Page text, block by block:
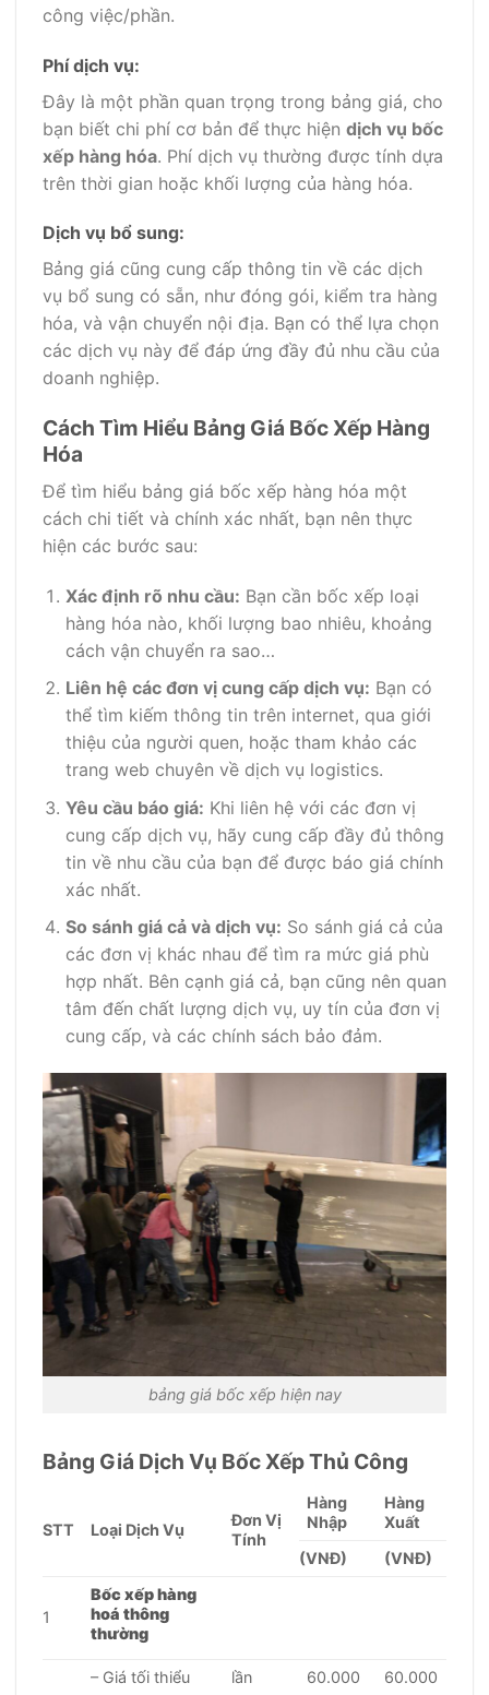
công việc/phần.
Phí dịch vụ:
Đây là một phần quan trọng trong bảng giá, cho
bạn biết chi phí cơ bản để thực hiện dịch vụ bốc
xếp hàng hóa. Phí dịch vụ thường được tính dựa
trên thời gian hoặc khối lượng của hàng hóa.
Dịch vụ bổ sung:
Bảng giá cũng cung cấp thông tin về các dịch
vụ bổ sung có sẵn, như đóng gói, kiểm tra hàng
hóa, và vận chuyển nội địa. Bạn có thể lựa chọn
các dịch vụ này để đáp ứng đầy đủ nhu cầu của
doanh nghiệp.
Cách Tìm Hiểu Bảng Giá Bốc Xếp Hàng
Hóa
Để tìm hiểu bảng giá bốc xếp hàng hóa một
cách chi tiết và chính xác nhất, bạn nên thực
hiện các bước sau:
Xác định rõ nhu cầu: Bạn cần bốc xếp loại
hàng hóa nào, khối lượng bao nhiêu, khoảng
cách vận chuyển ra sao…
Liên hệ các đơn vị cung cấp dịch vụ: Bạn có
thể tìm kiếm thông tin trên internet, qua giới
thiệu của người quen, hoặc tham khảo các
trang web chuyên về dịch vụ logistics.
Yêu cầu báo giá: Khi liên hệ với các đơn vị
cung cấp dịch vụ, hãy cung cấp đầy đủ thông
tin về nhu cầu của bạn để được báo giá chính
xác nhất.
So sánh giá cả và dịch vụ: So sánh giá cả của
các đơn vị khác nhau để tìm ra mức giá phù
hợp nhất. Bên cạnh giá cả, bạn cũng nên quan
tâm đến chất lượng dịch vụ, uy tín của đơn vị
cung cấp, và các chính sách bảo đảm.
bảng giá bốc xếp hiện nay
Bảng Giá Dịch Vụ Bốc Xếp Thủ Công
STT Loại Dịch Vụ
Đơn Vị
Tính
Hàng
Nhập
Hàng
Xuất
(VNĐ)
(VNĐ)
1
Bốc xếp hàng
hoá thông
thường
– Giá tối thiểu lần 60.000 60.000